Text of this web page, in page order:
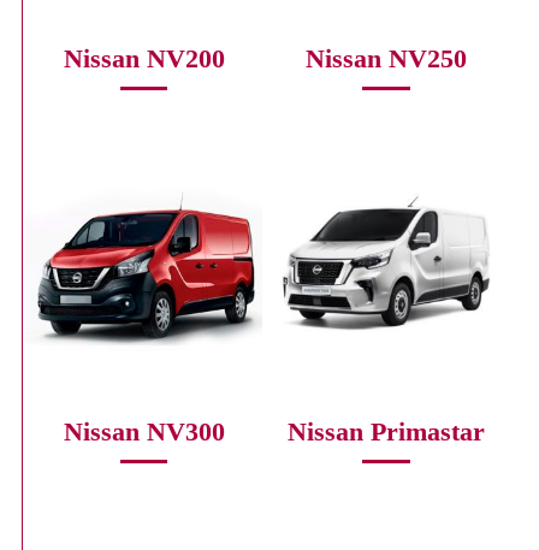
Nissan NV200 Nissan NV250
Nissan NV300 Nissan Primastar